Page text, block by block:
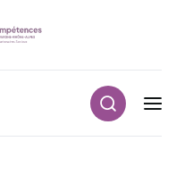
Navigation principale